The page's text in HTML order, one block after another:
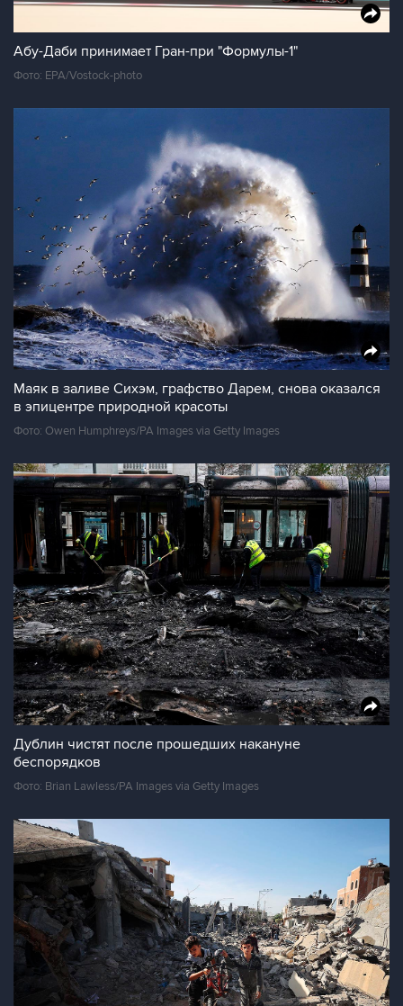
Абу-Даби принимает Гран-при "Формулы-1"
Фото: EPA/Vostock-photo
Маяк в заливе Сихэм, графство Дарем, снова оказался
в эпицентре природной красоты
Фото: Owen Humphreys/PA Images via Getty Images
Дублин чистят после прошедших накануне
беспорядков
Фото: Brian Lawless/PA Images via Getty Images